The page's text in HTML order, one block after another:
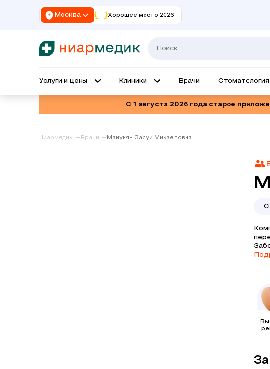
Москва Хорошее место 2026
Услуги и цены Клиники Врачи Стоматология
С 1 августа 2026 года старое
Ниармедик Врачи Манукян Заруи Микаеловна